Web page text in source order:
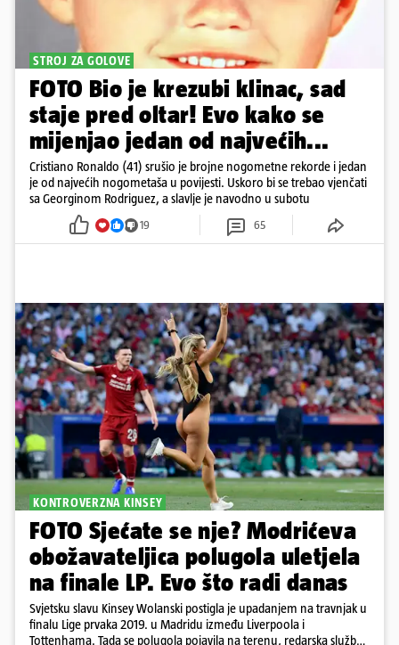
STROJ ZA GOLOVE
FOTO Bio je krezubi klinac, sad
staje pred oltar! Evo kako se
mijenjao jedan od najvećih...
Cristiano Ronaldo (41) srušio je brojne nogometne rekorde i jedan
je od najvećih nogometaša u povijesti. Uskoro bi se trebao vjenčati
sa Georginom Rodriguez, a slavlje je navodno u subotu
19 65
KONTROVERZNA KINSEY
FOTO Sjećate se nje? Modrićeva
obožavateljica polugola uletjela
na finale LP. Evo što radi danas
Svjetsku slavu Kinsey Wolanski postigla je upadanjem na travnjak u
finalu Lige prvaka 2019. u Madridu između Liverpoola i
Tottenhama. Tada se polugola pojavila na terenu, redarska služba